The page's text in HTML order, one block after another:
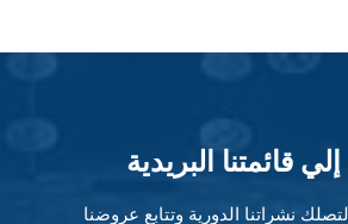
قائمتنا البريدية
نشراتنا الدورية وتتابع عروضنا